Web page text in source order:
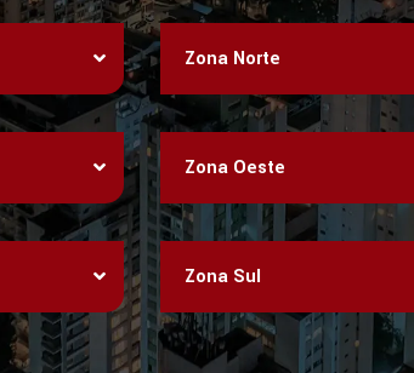
Zona Norte
Zona Oeste
Zona Sul